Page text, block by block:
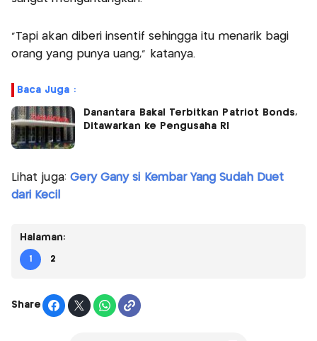
"Tapi akan diberi insentif sehingga itu menarik bagi
orang yang punya uang," katanya.
Baca Juga :
Danantara Bakal Terbitkan Patriot Bonds,
Ditawarkan ke Pengusaha RI
Lihat juga: Gery Gany si Kembar Yang Sudah Duet
dari Kecil
Halaman:
1 2
Share